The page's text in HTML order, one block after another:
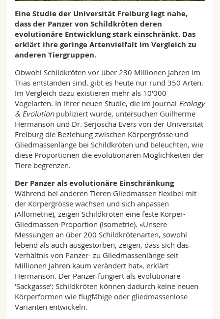
Interfakultär
Doktorierende
Vorlesungsverzeichnis
MyUnifr
Eine Studie der Universität Freiburg legt nahe,
dass der Panzer von Schildkröten deren
evolutionäre Entwicklung stark einschränkt. Das
erklärt ihre geringe Artenvielfalt im Vergleich zu
anderen Tiergruppen.
Obwohl Schildkröten vor über 230 Millionen Jahren im
Trias entstanden sind, gibt es heute nur rund 350 Arten.
Im Vergleich dazu existieren mehr als 10'000
Vogelarten. In ihrer neuen Studie, die im Journal Ecology
& Evolutionpubliziert wurde, untersuchen Guilherme
Hermanson und Dr. Serjoscha Evers von der Universität
Freiburg die Beziehung zwischen Körpergrösse und
Gliedmassenlänge bei Schildkröten und beleuchten, wie
diese Proportionen die evolutionären Möglichkeiten der
Tiere begrenzen.
Der Panzer als evolutionäre Einschränkung
Während bei anderen Tieren Gliedmassen flexibel mit
der Körpergrösse wachsen und sich anpassen
(Allometrie), zeigen Schildkröten eine feste Körper-
Gliedmassen-Proportion (Isometrie). «Unsere
Messungen an über 200 Schildkrötenarten, sowohl
lebend als auch ausgestorben, zeigen, dass sich das
Verhältnis von Panzer- zu Gliedmassenlänge seit
Millionen Jahren kaum verändert hat», erklärt
Hermanson. Der Panzer fungiert als evolutionäre
‘Sackgasse’: Schildkröten können dadurch keine neuen
Körperformen wie flugfähige oder gliedmassenlose
Varianten entwickeln.